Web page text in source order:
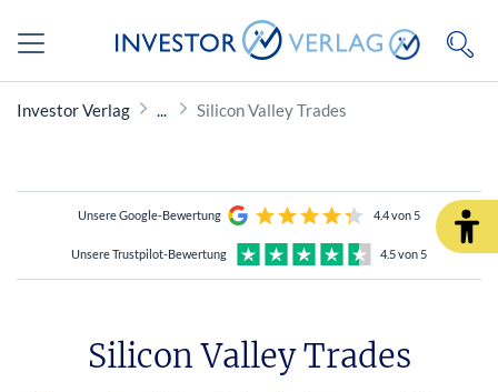
Investor Verlag Silicon Valley Trades
Unsere Google-Bewertung 4.4 von 5
Unsere Trustpilot-Bewertung 4.5 von 5
Silicon Valley Trades